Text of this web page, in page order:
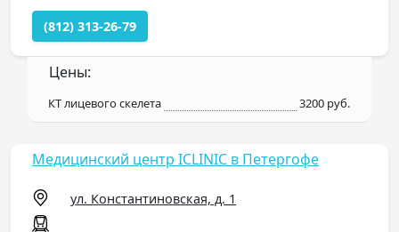
(812) 313-26-79
Цены:
КТ лицевого скелета 3200 руб.
Медицинский центр ICLINIC в Петергофе
ул. Константиновская, д. 1